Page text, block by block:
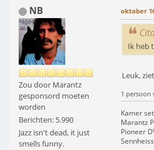
NB
Zou door Marantz
gesponsord moeten
worden
Berichten: 5.990
Jazz isn't dead, it just
smells funny.
oktober
Ik heb
Leuk,
1 persoon
Kamer
Marantz
Pioneer